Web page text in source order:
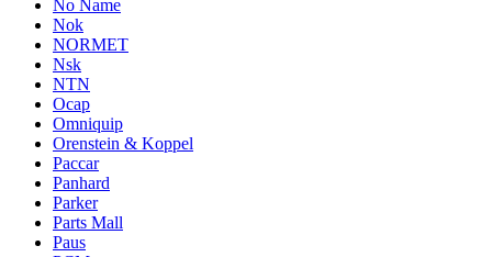
No Name
Nok
NORMET
Nsk
NTN
Ocap
Omniquip
Orenstein & Koppel
Paccar
Panhard
Parker
Parts Mall
Paus